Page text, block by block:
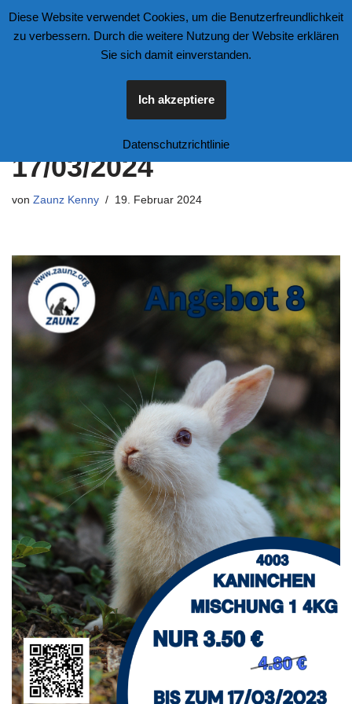
Zum
Angebot 8 bis zum
17/03/2024
von Zaunz Kenny 19. Februar 2024
Diese Website verwendet Cookies, um die Benutzerfreundlichkeit
zu verbessern. Durch die weitere Nutzung der Website erklären
Sie sich damit einverstanden.
Ich akzeptiere
Datenschutzrichtlinie